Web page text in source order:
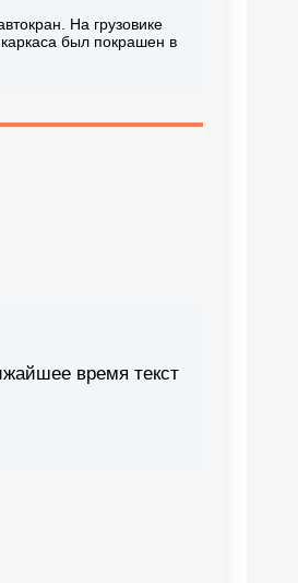
На грузовике
был покрашен в
время текст